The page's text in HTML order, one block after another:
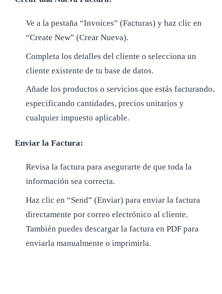
Ve a la pestaña “Invoices” (Facturas) y haz clic en
“Create New” (Crear Nueva).
Completa los detalles del cliente o selecciona un
cliente existente de tu base de datos.
Añade los productos o servicios que estás facturando,
especificando cantidades, precios unitarios y
cualquier impuesto aplicable.
Enviar la Factura:
Revisa la factura para asegurarte de que toda la
información sea correcta.
Haz clic en “Send” (Enviar) para enviar la factura
directamente por correo electrónico al cliente.
También puedes descargar la factura en PDF para
enviarla manualmente o imprimirla.